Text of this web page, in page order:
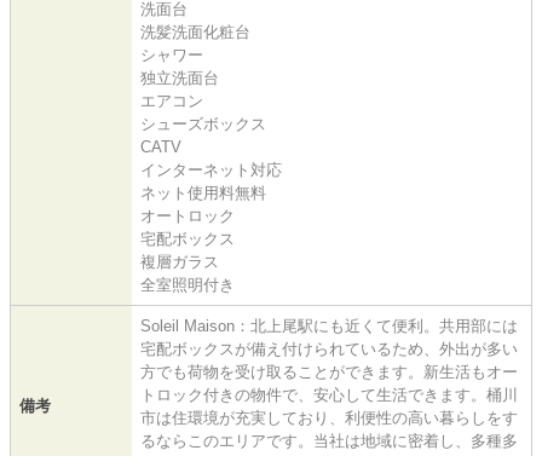
洗面台
洗髪洗面化粧台
シャワー
独立洗面台
エアコン
シューズボックス
CATV
インターネット対応
ネット使用料無料
オートロック
宅配ボックス
複層ガラス
全室照明付き
備考
Soleil Maison：北上尾駅にも近くて便利。共用部には
宅配ボックスが備え付けられているため、外出が多い
方でも荷物を受け取ることができます。新生活もオー
トロック付きの物件で、安心して生活できます。桶川
市は住環境が充実しており、利便性の高い暮らしをす
るならこのエリアです。当社は地域に密着し、多種多